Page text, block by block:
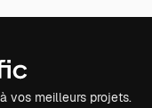
vos meilleurs projets.